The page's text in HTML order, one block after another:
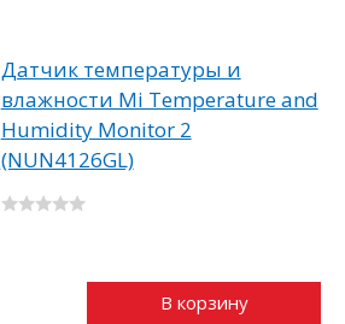
Датчик температуры и
влажности Mi Temperature and
Humidity Monitor 2
(NUN4126GL)
В корзину